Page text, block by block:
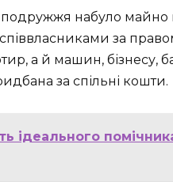
набуло майно
за
а й машин, бізнесу,
за спільні кошти.
ідеального